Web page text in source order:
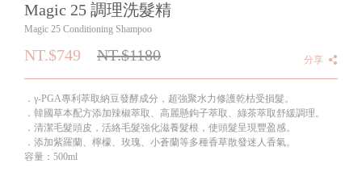
Magic 25 調理洗髮精
Magic 25 Conditioning Shampoo
NT.$749 NT.$1180 分享
．γ-PGA專利萃取納豆發酵成分，超強聚水力修護乾枯受損髮。
．韓國草本配方添加辣椒萃取、高麗懸鉤子萃取、綠茶萃取舒緩調理。
．清潔毛髮頭皮，活絡毛髮強化滋養髮根，使頭髮呈現豐盈感。
．添加紫羅蘭、檸檬、玫瑰、小蒼蘭等多種香草散發迷人香氣。
容量：500ml